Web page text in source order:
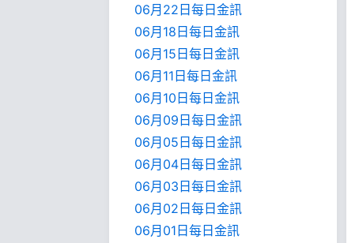
06月22日每日金訊
06月18日每日金訊
06月15日每日金訊
06月11日每日金訊
06月10日每日金訊
06月09日每日金訊
06月05日每日金訊
06月04日每日金訊
06月03日每日金訊
06月02日每日金訊
06月01日每日金訊